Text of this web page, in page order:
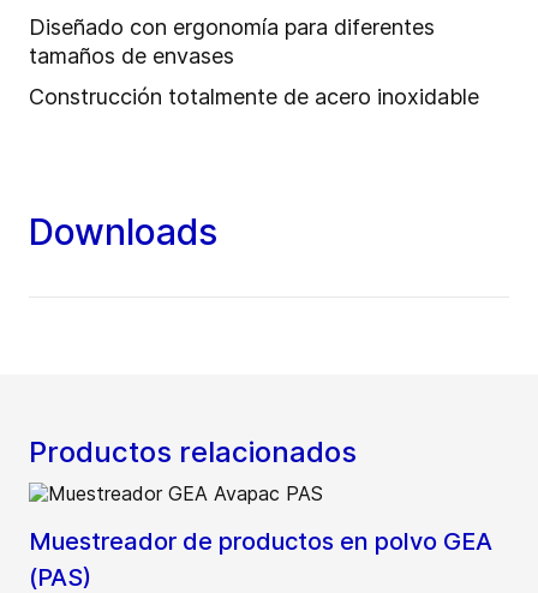
Diseñado con ergonomía para diferentes
tamaños de envases
Construcción totalmente de acero inoxidable
Downloads
Productos relacionados
Muestreador de productos en polvo GEA
(PAS)